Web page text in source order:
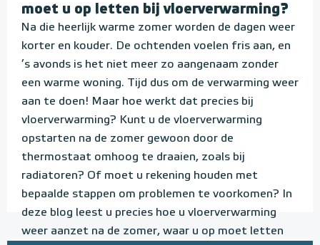
moet u op letten bij vloerverwarming?
Na die heerlijk warme zomer worden de dagen weer
korter en kouder. De ochtenden voelen fris aan, en
’s avonds is het niet meer zo aangenaam zonder
een warme woning. Tijd dus om de verwarming weer
aan te doen! Maar hoe werkt dat precies bij
vloerverwarming? Kunt u de vloerverwarming
opstarten na de zomer gewoon door de
thermostaat omhoog te draaien, zoals bij
radiatoren? Of moet u rekening houden met
bepaalde stappen om problemen te voorkomen? In
deze blog leest u precies hoe u vloerverwarming
weer aanzet na de zomer, waar u op moet letten